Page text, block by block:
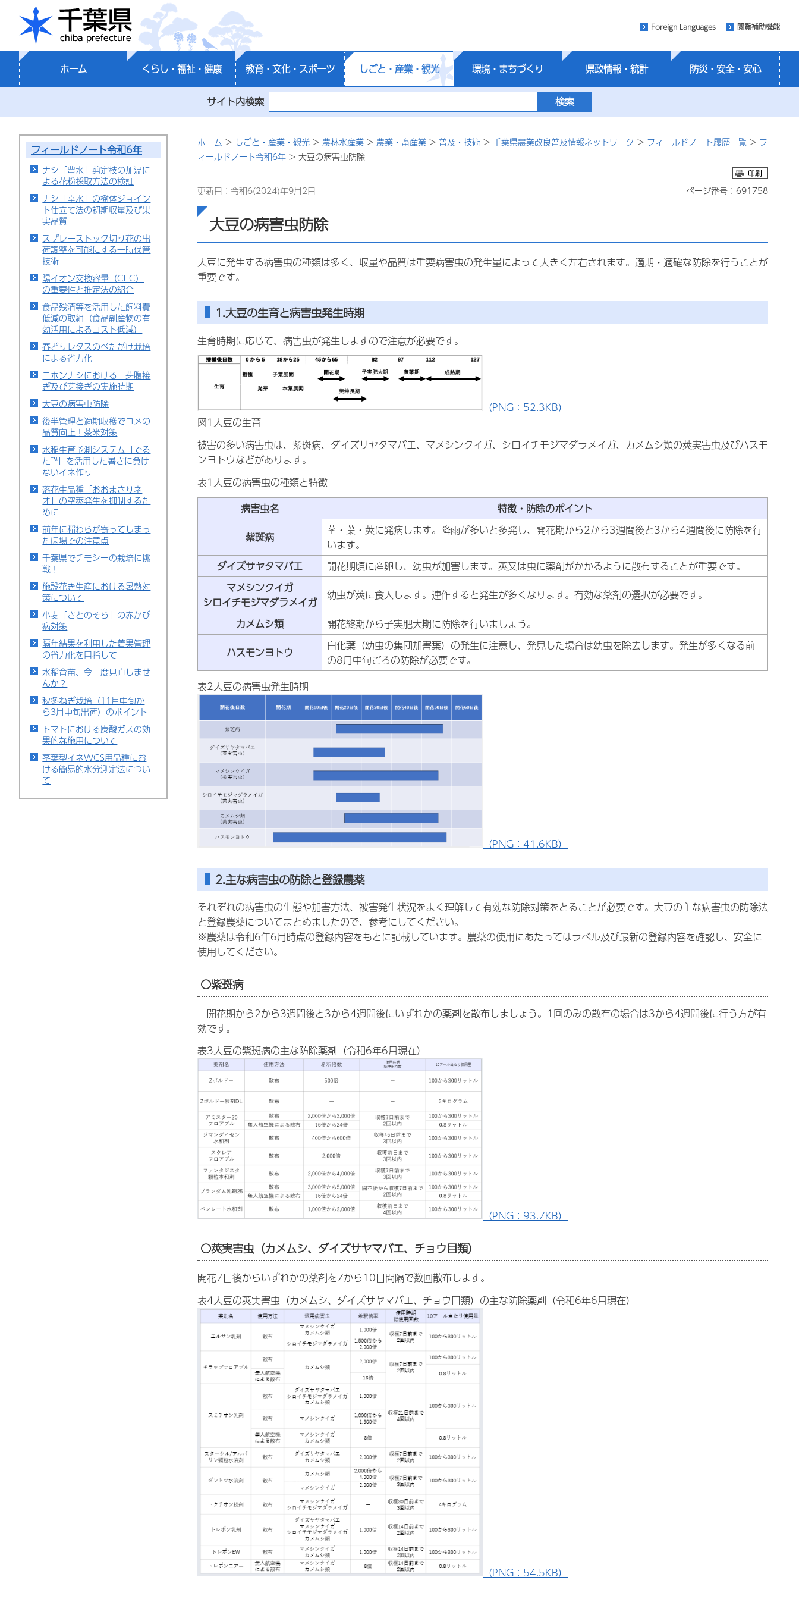
千葉県
Foreign Languages 閲覧補助機能
ホーム くらし・福祉・健康 教育・文化・スポーツ しごと・産業・観光 環境・まちづくり 県政情報・統計 防災・安全・安心
サイト内検索
フィールドノート令和6年
ナシ「豊水」剪定枝の加温に
よる花粉採取方法の検証
ナシ「幸水」の樹体ジョイン
ト仕立て法の初期収量及び果
実品質
スプレーストック切り花の出
荷調整を可能にする一時保管
技術
陽イオン交換容量（CEC）
の重要性と推定法の紹介
食品残渣等を活用した飼料費
低減の取組（食品副産物の有
効活用によるコスト低減）
春どりレタスのべたがけ栽培
による省力化
ニホンナシにおける一芽腹接
ぎ及び芽接ぎの実施時期
大豆の病害虫防除
後半管理と適期収穫でコメの
品質向上！茶米対策
水稲生育予測システム「でる
た™」を活用した暑さに負け
ないイネ作り
落花生品種「おおまさりネ
オ」の空莢発生を抑制するた
めに
前年に稲わらが寄ってしまっ
たほ場での注意点
千葉県でチモシーの栽培に挑
戦！
施設花き生産における暑熱対
策について
小麦「さとのそら」の赤かび
病対策
隔年結果を利用した着果管理
の省力化を目指して
水稲育苗、今一度見直しませ
んか？
秋冬ねぎ栽培（11月中旬か
ら3月中旬出荷）のポイント
トマトにおける炭酸ガスの効
果的な施用について
茎葉型イネWCS用品種にお
ける簡易的水分測定法につい
て
ホーム > しごと・産業・観光 > 農林水産業 > 農業・畜産業 > 普及・技術 > 千葉県農業改良普及情報ネットワーク > フィールドノート履歴一覧 > フ
ィールドノート令和6年 > 大豆の病害虫防除
更新日：令和6(2024)年9月2日 ページ番号：691758
大豆の病害虫防除
大豆に発生する病害虫の種類は多く、収量や品質は重要病害虫の発生量によって大きく左右されます。適期・適確な防除を行うことが
重要です。
1.大豆の生育と病害虫発生時期
生育時期に応じて、病害虫が発生しますので注意が必要です。
（PNG：52.3KB）
図1大豆の生育
被害の多い病害虫は、紫斑病、ダイズサヤタマバエ、マメシンクイガ、シロイチモジマダラメイガ、カメムシ類の莢実害虫及びハスモ
ンヨトウなどがあります。
表1大豆の病害虫の種類と特徴
病害虫名
特徴・防除のポイント
紫斑病
茎・葉・莢に発病します。降雨が多いと多発し、開花期から2から3週間後と3から4週間後に防除を行
います。
ダイズサヤタマバエ
開花期頃に産卵し、幼虫が加害します。莢又は虫に薬剤がかかるように散布することが重要です。
マメシンクイガ
シロイチモジマダラメイガ
幼虫が莢に食入します。連作すると発生が多くなります。有効な薬剤の選択が必要です。
カメムシ類
開花終期から子実肥大期に防除を行いましょう。
ハスモンヨトウ
白化葉（幼虫の集団加害葉）の発生に注意し、発見した場合は幼虫を除去します。発生が多くなる前
の8月中旬ごろの防除が必要です。
表2大豆の病害虫発生時期
（PNG：41.6KB）
2.主な病害虫の防除と登録農薬
それぞれの病害虫の生態や加害方法、被害発生状況をよく理解して有効な防除対策をとることが必要です。大豆の主な病害虫の防除法
と登録農薬についてまとめましたので、参考にしてください。
※農薬は令和6年6月時点の登録内容をもとに記載しています。農薬の使用にあたってはラベル及び最新の登録内容を確認し、安全に
使用してください。
〇紫斑病
開花期から2から3週間後と3から4週間後にいずれかの薬剤を散布しましょう。1回のみの散布の場合は3から4週間後に行う方が有
効です。
表3大豆の紫斑病の主な防除薬剤（令和6年6月現在）
（PNG：93.7KB）
〇莢実害虫（カメムシ、ダイズサヤマバエ、チョウ目類）
開花7日後からいずれかの薬剤を7から10日間隔で数回散布します。
表4大豆の莢実害虫（カメムシ、ダイズサヤマバエ、チョウ目類）の主な防除薬剤（令和6年6月現在）
（PNG：54.5KB）